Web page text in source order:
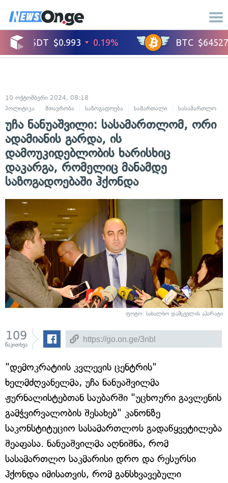
10 ოქტომბერი 2024, 08:18
პოლიტიკა
მთავრობა საზოგადოება სამართალი სასამართლო
უჩა ნანუაშვილი: სასამართლომ, ორი
ადამიანის გარდა, ის
დამოუკიდებლობის ხარისხიც
დაკარგა, რომელიც მანამდე
საზოგადოებაში ჰქონდა
ფოტო: სახალხო დამცველის აპარატი
109
წაკითხვა
"დემოკრატიის კვლევის ცენტრის"
ხელმძღვანელმა, უჩა ნანუაშვილმა
ჟურნალისტებთან საუბარში "უცხოური გავლენის
გამჭვირვალობის შესახებ" კანონზე
საკონსტიტუციო სასამართლოს გადაწყვეტილება
შეაფასა. ნანუაშვილმა აღნიშნა, რომ
სასამართლო საკმარისი დრო და რესურსი
ჰქონდა იმისათვის, რომ განსხვავებული